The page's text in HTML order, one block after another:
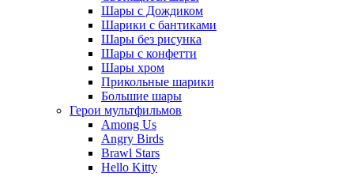
Шары с Дождиком
Шарики с бантиками
Шары без рисунка
Шары с конфетти
Шары хром
Прикольные шарики
Большие шары
Герои мультфильмов
Among Us
Angry Birds
Brawl Stars
Hello Kitty